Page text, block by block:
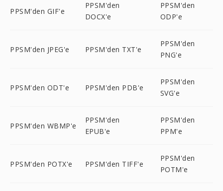
PPSM'den GIF'e
PPSM'den
DOCX'e
PPSM'den
ODP'e
PPSM'den JPEG'e PPSM'den TXT'e
PPSM'den
PNG'e
PPSM'den ODT'e PPSM'den PDB'e
PPSM'den
SVG'e
PPSM'den WBMP'e
PPSM'den
EPUB'e
PPSM'den
PPM'e
PPSM'den POTX'e PPSM'den TIFF'e
PPSM'den
POTM'e